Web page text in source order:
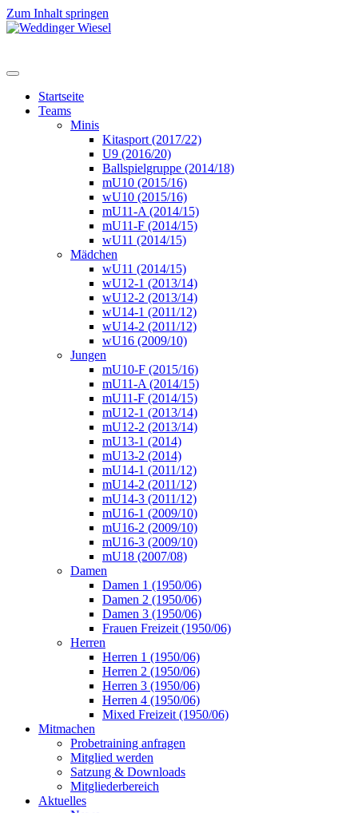
Zum Inhalt springen
Startseite
Teams
Minis
Kitasport (2017/22)
U9 (2016/20)
Ballspielgruppe (2014/18)
mU10 (2015/16)
wU10 (2015/16)
mU11-A (2014/15)
mU11-F (2014/15)
wU11 (2014/15)
Mädchen
wU11 (2014/15)
wU12-1 (2013/14)
wU12-2 (2013/14)
wU14-1 (2011/12)
wU14-2 (2011/12)
wU16 (2009/10)
Jungen
mU10-F (2015/16)
mU11-A (2014/15)
mU11-F (2014/15)
mU12-1 (2013/14)
mU12-2 (2013/14)
mU13-1 (2014)
mU13-2 (2014)
mU14-1 (2011/12)
mU14-2 (2011/12)
mU14-3 (2011/12)
mU16-1 (2009/10)
mU16-2 (2009/10)
mU16-3 (2009/10)
mU18 (2007/08)
Damen
Damen 1 (1950/06)
Damen 2 (1950/06)
Damen 3 (1950/06)
Frauen Freizeit (1950/06)
Herren
Herren 1 (1950/06)
Herren 2 (1950/06)
Herren 3 (1950/06)
Herren 4 (1950/06)
Mixed Freizeit (1950/06)
Mitmachen
Probetraining anfragen
Mitglied werden
Satzung & Downloads
Mitgliederbereich
Aktuelles